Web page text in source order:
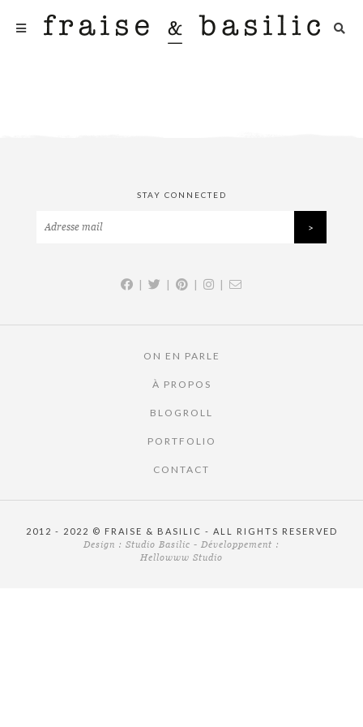
STAY CONNECTED
| | | |
ON EN PARLE
À PROPOS
BLOGROLL
PORTFOLIO
CONTACT
2012 - 2022 © FRAISE & BASILIC - ALL RIGHTS RESERVED
Design : Studio Basilic - Développement :
Hellowww Studio